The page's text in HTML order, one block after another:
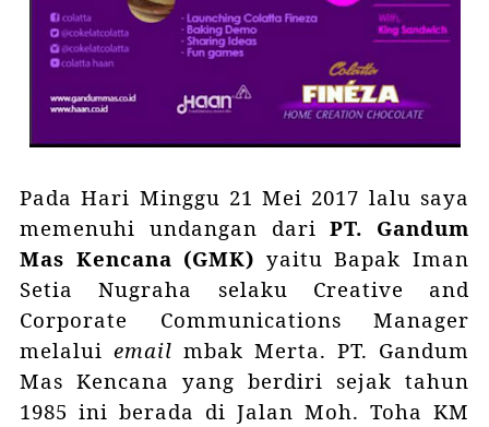
Pada Hari Minggu 21 Mei 2017 lalu saya
memenuhi undangan dariPT. Gandum
Mas Kencana (GMK) yaitu Bapak Iman
Setia Nugraha selaku Creative and
Corporate Communications Manager
melalui email mbak Merta. PT. Gandum
Mas Kencana yang berdiri sejak tahun
1985 ini berada di Jalan Moh. Toha KM